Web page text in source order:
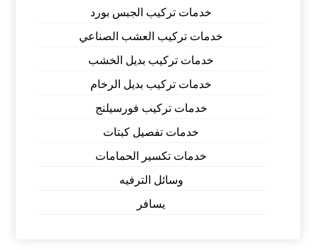
خدمات تركيب الجبس بورد
خدمات تركيب العشب الصناعي
خدمات تركيب بديل الخشب
خدمات تركيب بديل الرخام
خدمات تركيب فورسيلنج
خدمات تفصيل كبتات
خدمات تكسير الحمامات
وسائل الترفيه
يسافر